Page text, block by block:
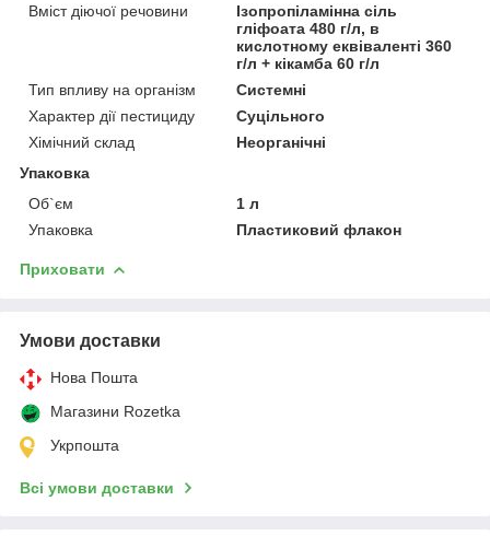
Вміст діючої речовини
Ізопропіламінна сіль
гліфоата 480 г/л, в
кислотному еквіваленті 360
г/л + кікамба 60 г/л
Тип впливу на організм
Системні
Характер дії пестициду
Суцільного
Хімічний склад
Неорганічні
Упаковка
Об`єм
1 л
Упаковка
Пластиковий флакон
Приховати
Умови доставки
Нова Пошта
Магазини Rozetka
Укрпошта
Всі умови доставки